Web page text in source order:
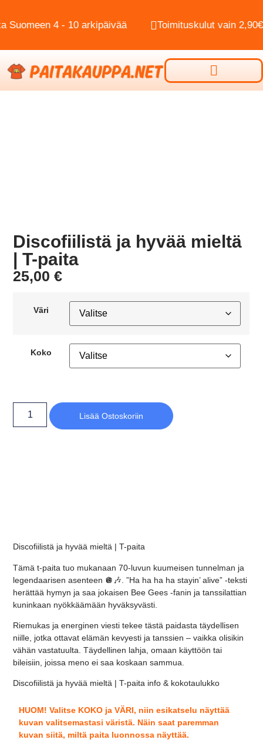
4 - 10 arkipäivää Toimituskulut vain 2,90€
Discofiilistä ja hyvää mieltä
| T-paita
25,00€
Väri
Koko
Lisää Ostoskoriin
Discofiilistä ja hyvää mieltä | T-paita
Tämä t-paita tuo mukanaan 70-luvun kuumeisen tunnelman ja
legendaarisen asenteen 🪩🎶. ”Ha ha ha ha stayin’ alive” -teksti
herättää hymyn ja saa jokaisen Bee Gees -fanin ja tanssilattian
kuninkaan nyökkäämään hyväksyvästi.
Riemukas ja energinen viesti tekee tästä paidasta täydellisen
niille, jotka ottavat elämän kevyesti ja tanssien – vaikka olisikin
vähän vastatuulta. Täydellinen lahja, omaan käyttöön tai
bileisiin, joissa meno ei saa koskaan sammua.
Discofiilistä ja hyvää mieltä | T-paita info & kokotaulukko
HUOM! Valitse KOKO ja VÄRI, niin esikatselu näyttää
kuvan valitsemastasi väristä. Näin saat paremman
kuvan siitä, miltä paita luonnossa näyttää.